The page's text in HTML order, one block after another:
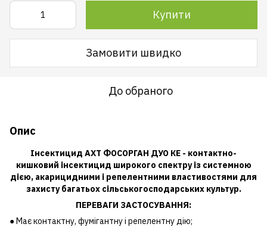
Купити
Замовити швидко
До обраного
Опис
Інсектицид АХТ ФОСОРГАН ДУО КЕ - контактно-
кишковий інсектицид широкого спектру із системною
дією, акарицидними і репелентними властивостями для
захисту багатьох сільськогосподарських культур.
ПЕРЕВАГИ ЗАСТОСУВАННЯ:
● Має контактну, фумігантну і репелентну дію;